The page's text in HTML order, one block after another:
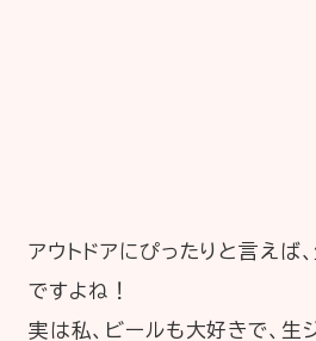
アウトドアにぴったりと言えば
ですよね！
実は私、ビールも大好きで、生